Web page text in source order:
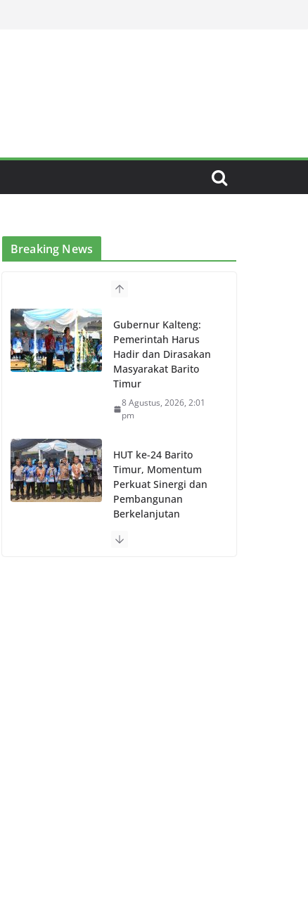
Breaking News
Gubernur Kalteng:
Pemerintah Harus
Hadir dan Dirasakan
Masyarakat Barito
Timur
8 Agustus, 2026, 2:01
pm
HUT ke-24 Barito
Timur, Momentum
Perkuat Sinergi dan
Pembangunan
Berkelanjutan
pm